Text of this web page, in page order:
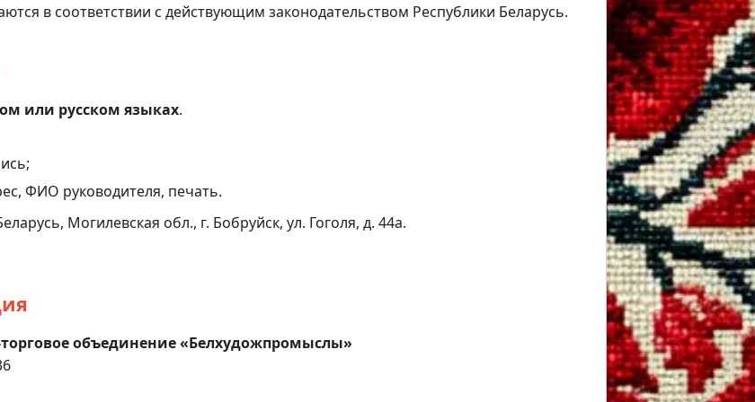
в соответствии с действующим законодательством Республики Беларусь.
или русском языках.
ФИО руководителя, печать.
Могилевская обл., г. Бобруйск, ул. Гоголя, д. 44а.
объединение «Белхудожпромыслы»